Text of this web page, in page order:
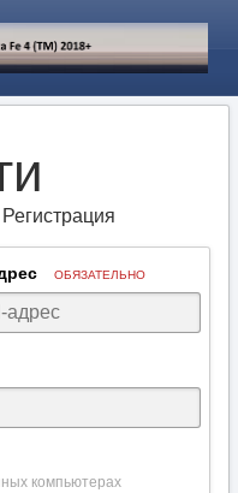
Регистрация
ОБЯЗАТЕЛЬНО
компьютерах